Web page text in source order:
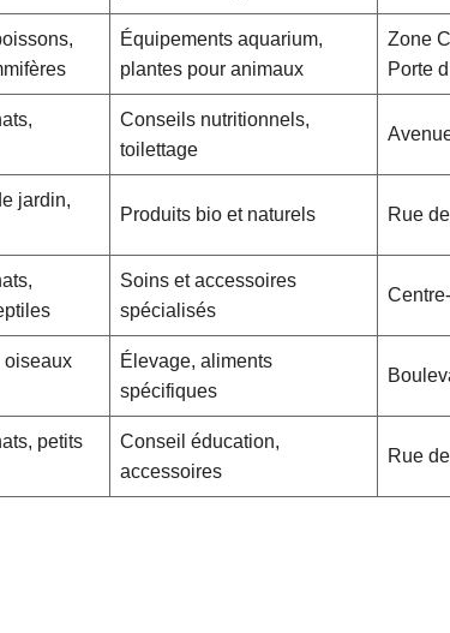
Équipements aquarium,
plantes pour animaux
Zone
Porte
Conseils nutritionnels,
toilettage
jardin,
Produits bio et naturels Rue
Soins et accessoires
spécialisés
oiseaux
Élevage, aliments
spécifiques
petits
Conseil éducation,
accessoires
Rue